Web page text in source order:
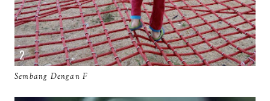
Sembang Dengan F